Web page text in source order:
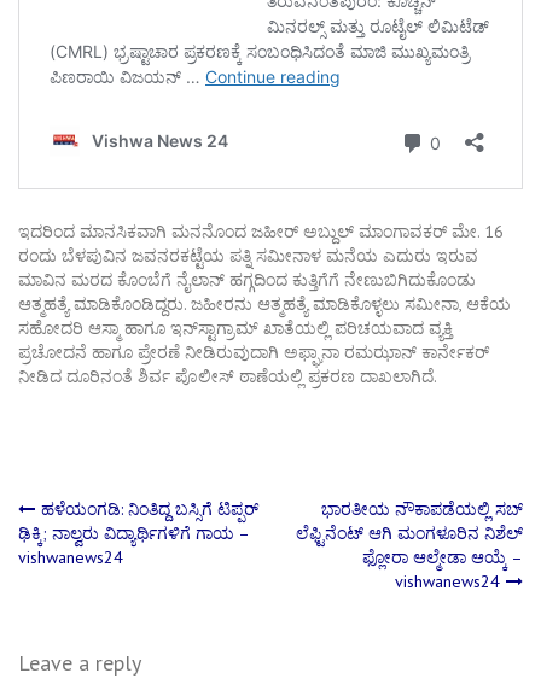
ಇದರಿಂದ ಮಾನಸಿಕವಾಗಿ ಮನನೊಂದ ಜಹೀರ್ ಅಬ್ದುಲ್ ಮಾಂಗಾವಕರ್ ಮೇ. 16
ರಂದು ಬೆಳಪುವಿನ ಜವನರಕಟ್ಟೆಯ ಪತ್ನಿ ಸಮೀನಾಳ ಮನೆಯ ಎದುರು ಇರುವ
ಮಾವಿನ ಮರದ ಕೊಂಬೆಗೆ ನೈಲಾನ್ ಹಗ್ಗದಿಂದ ಕುತ್ತಿಗೆಗೆ ನೇಣುಬಿಗಿದುಕೊಂಡು
ಆತ್ಮಹತ್ಯೆ ಮಾಡಿಕೊಂಡಿದ್ದರು. ಜಹೀರನು ಆತ್ಮಹತ್ಯೆ ಮಾಡಿಕೊಳ್ಳಲು ಸಮೀನಾ, ಆಕೆಯ
ಸಹೋದರಿ ಆಸ್ಮಾ ಹಾಗೂ ಇನ್‌ಸ್ಟಾಗ್ರಾಮ್ ಖಾತೆಯಲ್ಲಿ ಪರಿಚಯವಾದ ವ್ಯಕ್ತಿ
ಪ್ರಚೋದನೆ ಹಾಗೂ ಪ್ರೇರಣೆ ನೀಡಿರುವುದಾಗಿ ಅಫ್ಘಾನಾ ರಮಝಾನ್ ಕಾರ್ನೇಕರ್
ನೀಡಿದ ದೂರಿನಂತೆ ಶಿರ್ವ ಪೊಲೀಸ್ ಠಾಣೆಯಲ್ಲಿ ಪ್ರಕರಣ ದಾಖಲಾಗಿದೆ.
Post
navigation
ಹಳೆಯಂಗಡಿ: ನಿಂತಿದ್ದ ಬಸ್ಸಿಗೆ ಟಿಪ್ಪರ್
ಢಿಕ್ಕಿ; ನಾಲ್ವರು ವಿದ್ಯಾರ್ಥಿಗಳಿಗೆ ಗಾಯ –
vishwanews24
ಭಾರತೀಯ ನೌಕಾಪಡೆಯಲ್ಲಿ ಸಬ್
ಲೆಫ್ಟಿನೆಂಟ್ ಆಗಿ ಮಂಗಳೂರಿನ ನಿಶೆಲ್
ಫ್ಲೋರಾ ಆಲ್ಮೇಡಾ ಆಯ್ಕೆ –
vishwanews24
Leave a reply